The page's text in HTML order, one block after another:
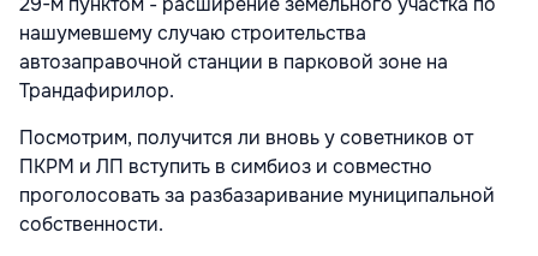
нашумевшему случаю строительства
автозаправочной станции в парковой зоне на
Трандафирилор.
Посмотрим, получится ли вновь у советников от
ПКРМ и ЛП вступить в симбиоз и совместно
проголосовать за разбазаривание муниципальной
собственности.